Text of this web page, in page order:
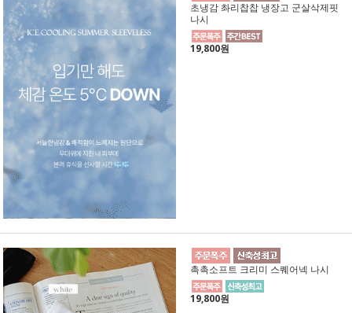
초냉감 촤리찹찹 냉장고 군살삭제핏
나시
19,800원
촉촉소프트 크리미 스퀘어넥 나시
19,800원